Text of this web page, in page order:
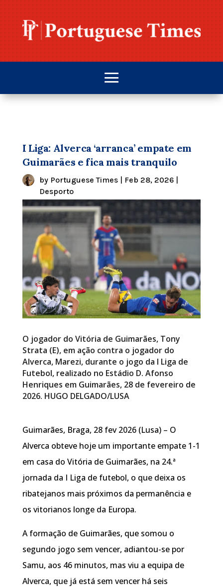
I Liga: Alverca ‘arranca’ empate em
Guimarães e fica mais tranquilo
by Portuguese Times| Feb 28, 2026|
Desporto
O jogador do Vitória de Guimarães, Tony
Strata (E), em ação contra o jogador do
Alverca, Marezi, durante o jogo da I Liga de
Futebol, realizado no Estádio D. Afonso
Henriques em Guimarães, 28 de fevereiro de
2026. HUGO DELGADO/LUSA
Guimarães, Braga, 28 fev 2026 (Lusa) – O
Alverca obteve hoje um importante empate 1-1
em casa do Vitória de Guimarães, na 24.ª
jornada da I Liga de futebol, o que deixa os
ribatejanos mais próximos da permanência e
os vitorianos longe da Europa.
A formação de Guimarães, que somou o
segundo jogo sem vencer, adiantou-se por
Samu, aos 46 minutos, mas viu a equipa de
Alverca, que já está sem vencer há seis